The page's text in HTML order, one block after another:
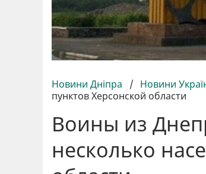
Новини Дніпра / Новини
пунктов Херсонской области
Воины из
несколько